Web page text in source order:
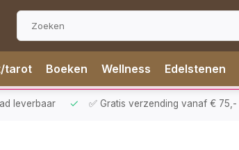
tarot Boeken Wellness Edelstenen
leverbaar ✅ Gratis verzending vanaf € 75,-